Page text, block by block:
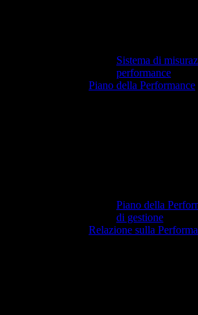
Sistema di
performance
Piano della Performance
Piano della
di gestione
Relazione sulla